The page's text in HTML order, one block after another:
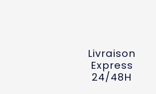
Livraison
Express
24/48H